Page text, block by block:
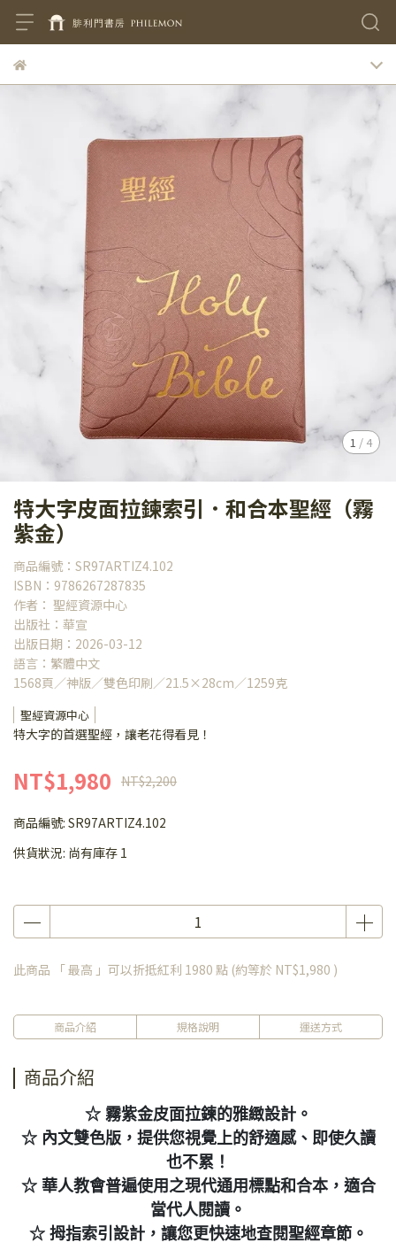
1 / 4
特大字皮面拉鍊索引．和合本聖經（霧
紫金）
商品編號：SR97ARTIZ4.102
ISBN：9786267287835
作者： 聖經資源中心
出版社：華宣
出版日期：2026-03-12
語言：繁體中文
1568頁／神版／雙色印刷／21.5×28cm／1259克
聖經資源中心
特大字的首選聖經，讓老花得看見！
NT$1,980 NT$2,200
商品編號: SR97ARTIZ4.102
供貨狀況: 尚有庫存 1
此商品 「 最高 」可以折抵紅利 1980 點 (約等於 NT$1,980 )
商品介紹 規格說明 運送方式
商品介紹
☆ 霧紫金皮面拉鍊的雅緻設計。
☆ 內文雙色版，提供您視覺上的舒適感、即使久讀
也不累！
☆ 華人教會普遍使用之現代通用標點和合本，適合
當代人閱讀。
☆ 拇指索引設計，讓您更快速地查閱聖經章節。